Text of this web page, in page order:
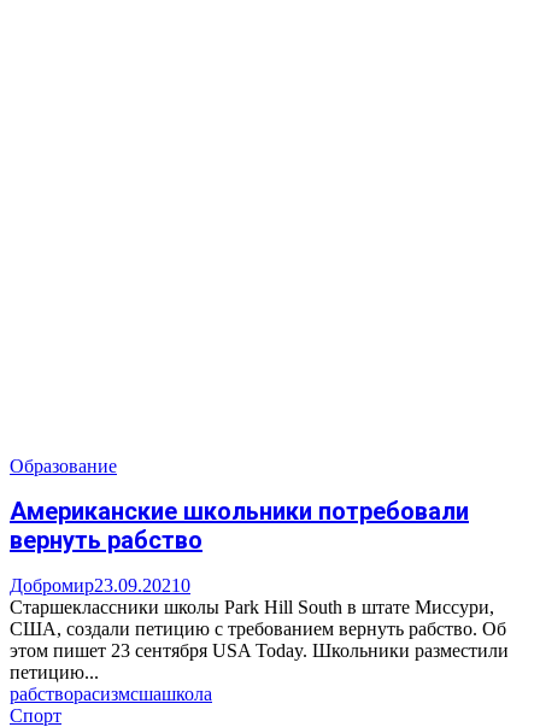
Образование
Американские школьники потребовали
вернуть рабство
Добромир23.09.20210
Старшеклассники школы Park Hill South в штате Миссури,
США, создали петицию с требованием вернуть рабство. Об
этом пишет 23 сентября USA Today. Школьники разместили
петицию...
рабстворасизмсшашкола
Спорт